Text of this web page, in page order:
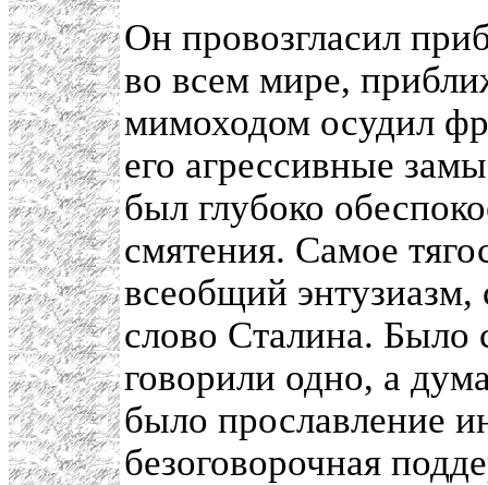
Он провозгласил
во всем мире,
мимоходом осудил
его агрессивные
был глубоко
смятения. Самое
всеобщий энтузиазм,
слово Сталина. Было
говорили одно, а
было прославление
безоговорочная